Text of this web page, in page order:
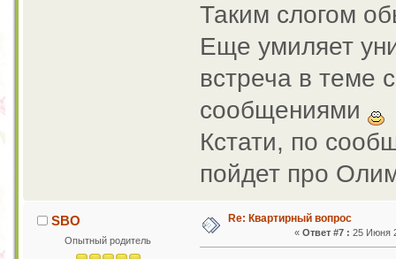
Таким слогом
Еще умиляет
встреча в теме
сообщениями
Кстати, по
пойдет про
SBO
Опытный родитель
Re: Квартирный вопрос
« Ответ #7 : 25 Июня